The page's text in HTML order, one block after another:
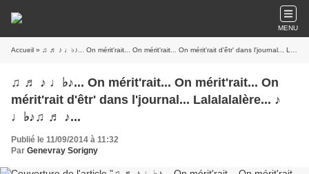
MENU
Accueil » ♫ ♬ ♪ ♩♭♪... On mérit'rait... On mérit'rait... On mérit'rait d'êtr' dans l'journal... Lalalalalère... ♪ ♩♭♪♫ ♬ ♪...
♫ ♬ ♪ ♩♭♪... On mérit'rait... On mérit'rait... On
mérit'rait d'êtr' dans l'journal... Lalalalalère... ♪
♩♭♪♫ ♬ ♪...
Publié le 11/09/2014 à 11:32
Par Genevray Sorigny